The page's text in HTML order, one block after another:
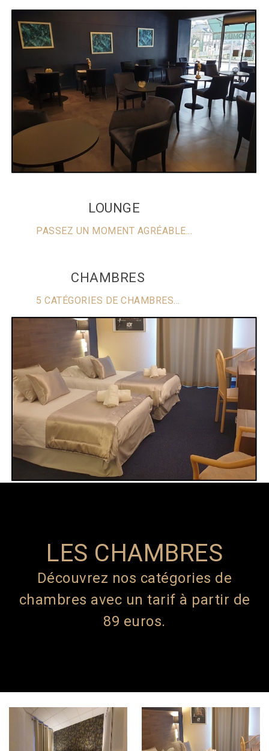
LOUNGE
PASSEZ UN MOMENT AGRÉABLE...
CHAMBRES
5 CATÉGORIES DE CHAMBRES...
LES CHAMBRES
Découvrez nos catégories de
chambres avec un tarif à partir de
89 euros.